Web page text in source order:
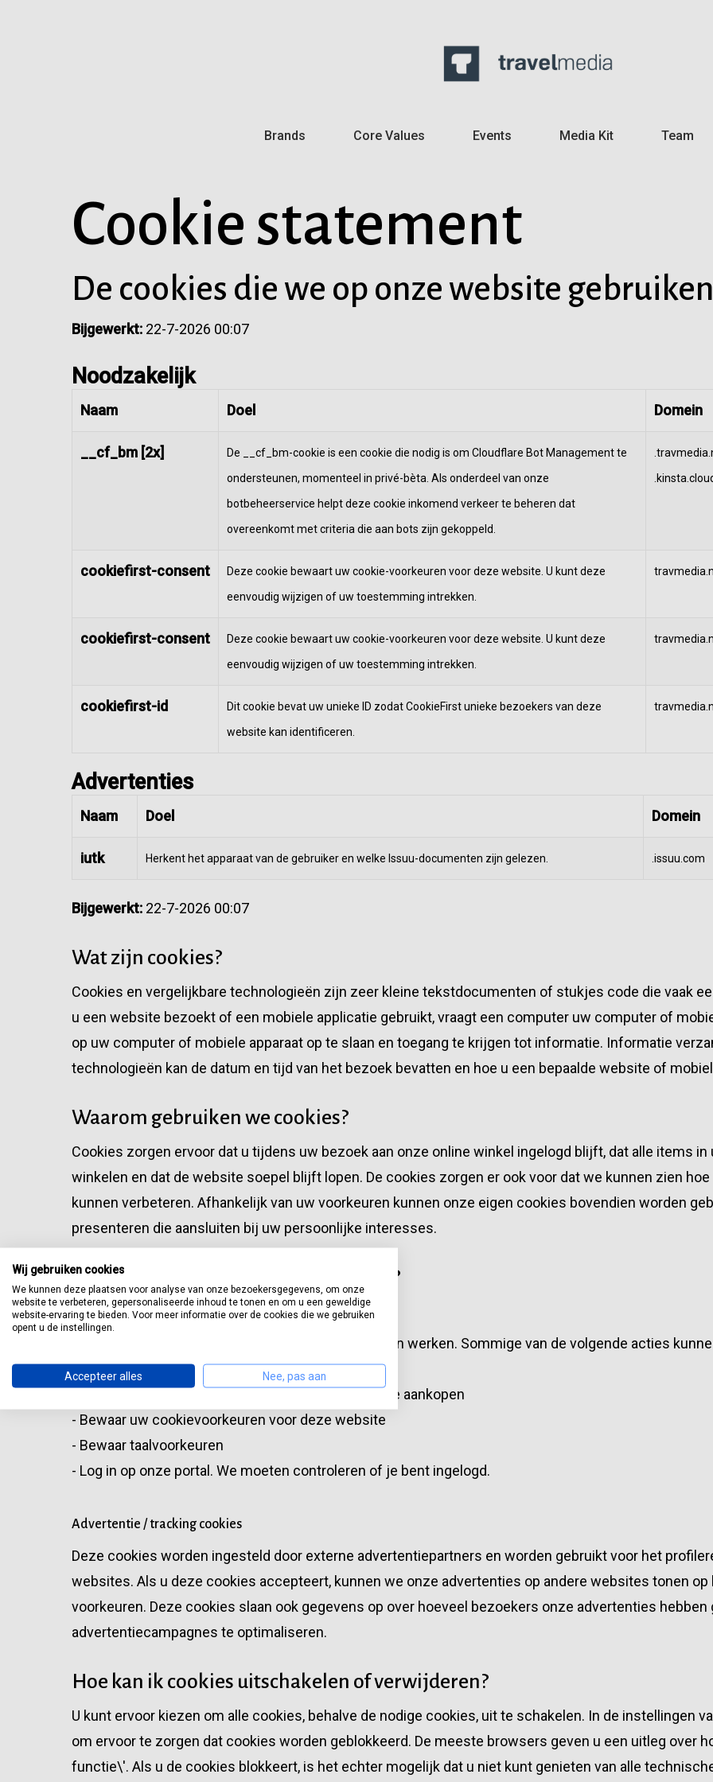
Brands Core Values Events Media Kit Team
Cookie statement
De cookies die we op onze website
Bijgewerkt: 22-7-2026 00:07
Noodzakelijk
Naam Doel Domein
__cf_bm [2x]
De __cf_bm-cookie is een cookie die nodig is om Cloudflare Bot Management te
ondersteunen, momenteel in privé-bèta. Als onderdeel van onze
botbeheerservice helpt deze cookie inkomend verkeer te beheren dat
overeenkomt met criteria die aan bots zijn gekoppeld.
cookiefirst-consent
Deze cookie bewaart uw cookie-voorkeuren voor deze website. U kunt deze
eenvoudig wijzigen of uw toestemming intrekken.
cookiefirst-consent
Deze cookie bewaart uw cookie-voorkeuren voor deze website. U kunt deze
eenvoudig wijzigen of uw toestemming intrekken.
cookiefirst-id
Dit cookie bevat uw unieke ID zodat CookieFirst unieke bezoekers van deze
website kan identificeren.
Advertenties
Naam Doel Domein
iutk Herkent het apparaat van de gebruiker en welke Issuu-documenten zijn gelezen. .issuu.com
Bijgewerkt: 22-7-2026 00:07
Wat zijn cookies?
Cookies en vergelijkbare technologieën zijn zeer kleine tekstdocumenten of stukjes code die vaak
u een website bezoekt of een mobiele applicatie gebruikt, vraagt een computer uw computer of
op uw computer of mobiele apparaat op te slaan en toegang te krijgen tot informatie. Informatie
technologieën kan de datum en tijd van het bezoek bevatten en hoe u een bepaalde website of
Waarom gebruiken we cookies?
Cookies zorgen ervoor dat u tijdens uw bezoek aan onze online winkel ingelogd blijft, dat alle items
winkelen en dat de website soepel blijft lopen. De cookies zorgen er ook voor dat we kunnen zien
kunnen verbeteren. Afhankelijk van uw voorkeuren kunnen onze eigen cookies bovendien worden
presenteren die aansluiten bij uw persoonlijke interesses.
Wat voor soort cookies gebruiken we?
Noodzakelijke cookies
Deze cookies zijn nodig om de website goed te laten werken. Sommige van de volgende acties
cookies.
- Bewaar artikelen in een winkelwagentje voor online aankopen
- Bewaar uw cookievoorkeuren voor deze website
- Bewaar taalvoorkeuren
- Log in op onze portal. We moeten controleren of je bent ingelogd.
Advertentie / tracking cookies
Deze cookies worden ingesteld door externe advertentiepartners en worden gebruikt voor het
websites. Als u deze cookies accepteert, kunnen we onze advertenties op andere websites tonen
voorkeuren. Deze cookies slaan ook gegevens op over hoeveel bezoekers onze advertenties
advertentiecampagnes te optimaliseren.
Hoe kan ik cookies uitschakelen of verwijderen?
U kunt ervoor kiezen om alle cookies, behalve de nodige cookies, uit te schakelen. In de instellingen
om ervoor te zorgen dat cookies worden geblokkeerd. De meeste browsers geven u een uitleg over
functie\'. Als u de cookies blokkeert, is het echter mogelijk dat u niet kunt genieten van alle
Wij gebruiken cookies
We kunnen deze plaatsen voor analyse van onze bezoekersgegevens, om onze
website te verbeteren, gepersonaliseerde inhoud te tonen en om u een geweldige
website-ervaring te bieden. Voor meer informatie over de cookies die we gebruiken
opent u de instellingen.
Accepteer alles Nee, pas aan